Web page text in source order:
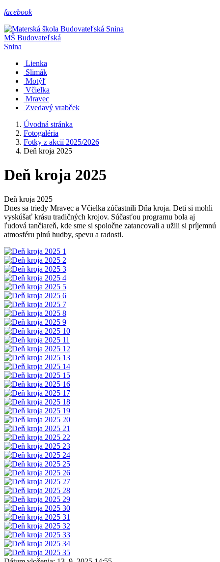
facebook
MŠ Budovateľská
Snina
Lienka
Slimák
Motýľ
Včielka
Mravec
Zvedavý vrabček
Úvodná stránka
Fotogaléria
Fotky z akcií 2025/2026
Deň kroja 2025
Deň kroja 2025
Deň kroja 2025
Dnes sa triedy Mravec a Včielka zúčastnili Dňa kroja. Deti si mohli
vyskúšať krásu tradičných krojov. Súčasťou programu bola aj
ľudová tančiareň, kde sme si spoločne zatancovali a užili si príjemnú
atmosféru plnú hudby, spevu a radosti.